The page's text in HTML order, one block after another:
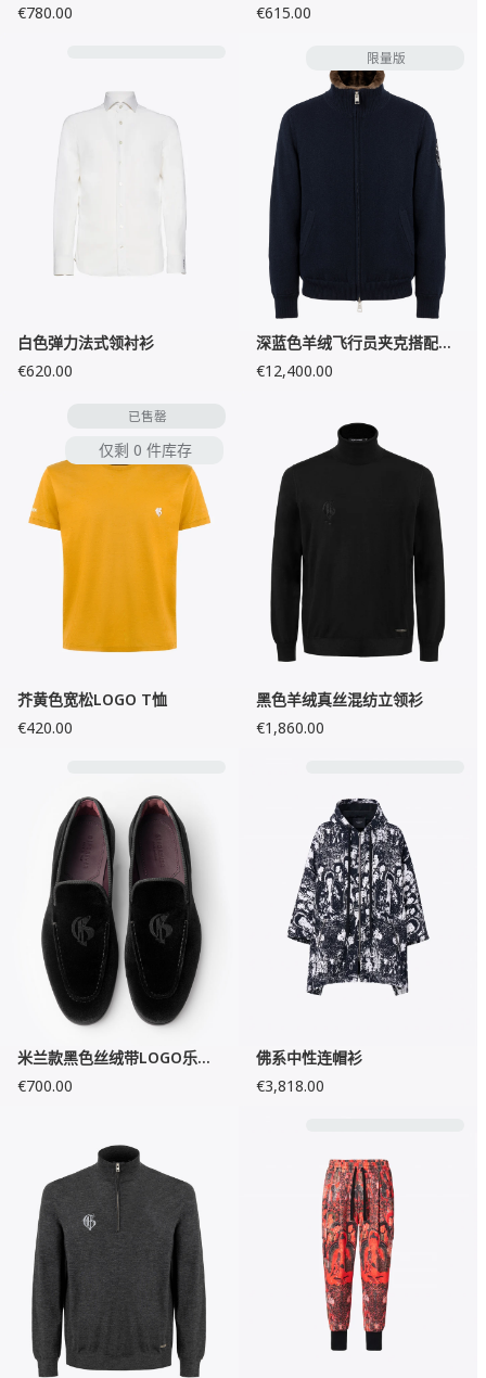
€780.00 €615.00
白色弹力法式领衬衫
€620.00
限量版
深蓝色羊绒飞行员夹克搭配海狸毛内衬
€12,400.00
仅剩 0 件库存
已售罄
芥黄色宽松LOGO T恤
€420.00
黑色羊绒真丝混纺立领衫
€1,860.00
米兰款黑色丝绒带LOGO乐福鞋
€700.00
佛系中性连帽衫
€3,818.00